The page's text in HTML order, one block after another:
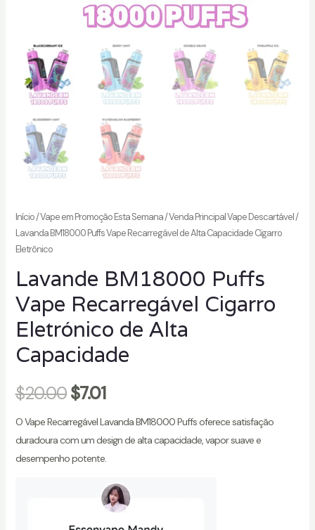
Início/Vape em Promoção Esta Semana/Venda Principal Vape Descartável/
Lavanda BM18000 Puffs Vape Recarregável de Alta Capacidade Cigarro
Eletrônico
Lavande BM18000 Puffs
Vape Recarregável Cigarro
Eletrónico de Alta
Capacidade
$20.00 $7.01
O Vape Recarregável Lavanda BM18000 Puffs oferece satisfação
duradoura com um design de alta capacidade, vapor suave e
desempenho potente.